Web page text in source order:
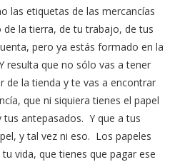
las etiquetas de las mercancías
la tierra, de tu trabajo, de tus
pero ya estás formado en la
resulta que no sólo vas a tener
de la tienda y te vas a encontrar
que ni siquiera tienes el papel
antepasados. Y que a tus
y tal vez ni eso. Los papeles
vida, que tienes que pagar ese